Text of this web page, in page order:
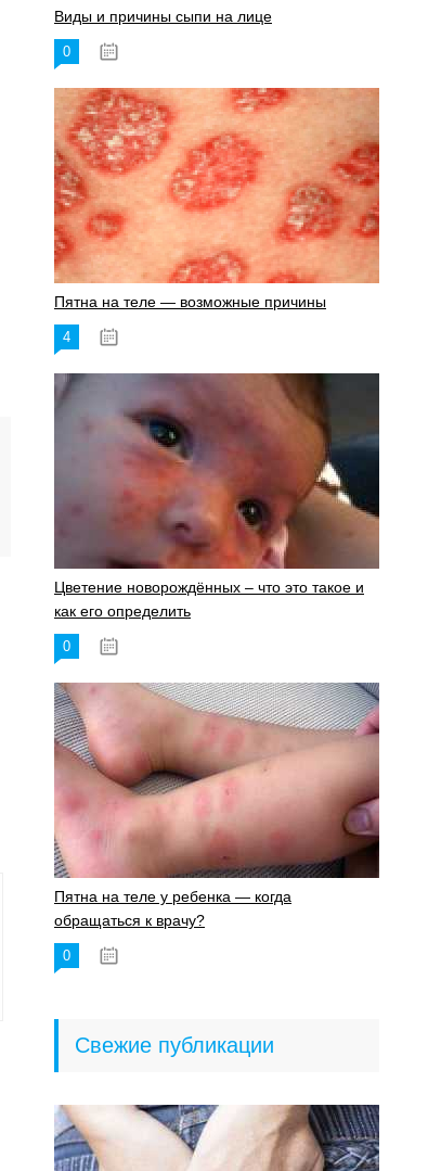
Виды и причины сыпи на лице
0
Пятна на теле — возможные причины
4
Цветение новорождённых – что это такое и
как его определить
0
Пятна на теле у ребенка — когда
обращаться к врачу?
0
Свежие публикации